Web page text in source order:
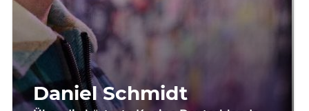
Daniel Schmidt